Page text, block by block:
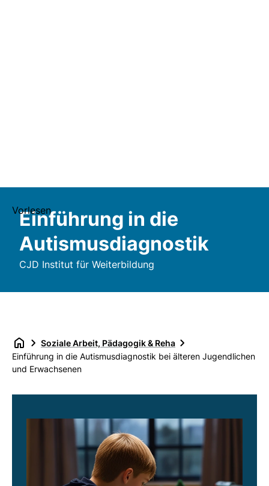
Vorlesen
Einführung in die
Autismusdiagnostik
CJD Institut für Weiterbildung
Soziale Arbeit, Pädagogik & Reha
Einführung in die Autismusdiagnostik bei älteren Jugendlichen
und Erwachsenen